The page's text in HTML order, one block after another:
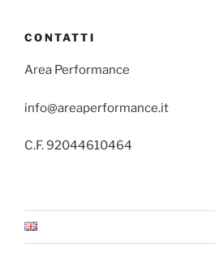
CONTATTI
Area Performance
info@areaperformance.it
C.F. 92044610464